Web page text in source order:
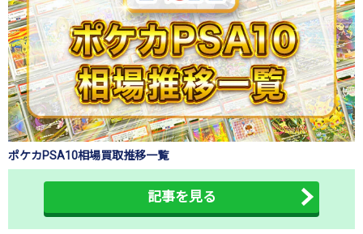
ポケカPSA10相場買取推移一覧
記事を見る